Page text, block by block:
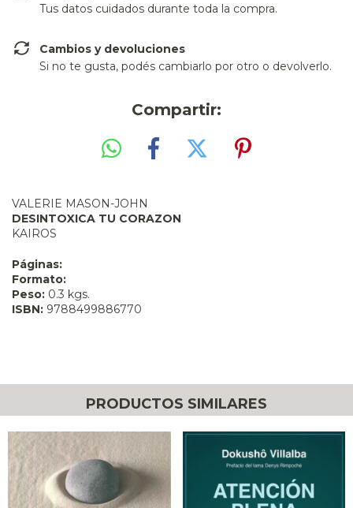
Tus datos cuidados durante toda la compra.
Cambios y devoluciones
Si no te gusta, podés cambiarlo por otro o devolverlo.
Compartir:
VALERIE MASON-JOHN
DESINTOXICA TU CORAZON
KAIROS
Páginas:
Formato:
Peso: 0.3 kgs.
ISBN: 9788499886770
PRODUCTOS SIMILARES